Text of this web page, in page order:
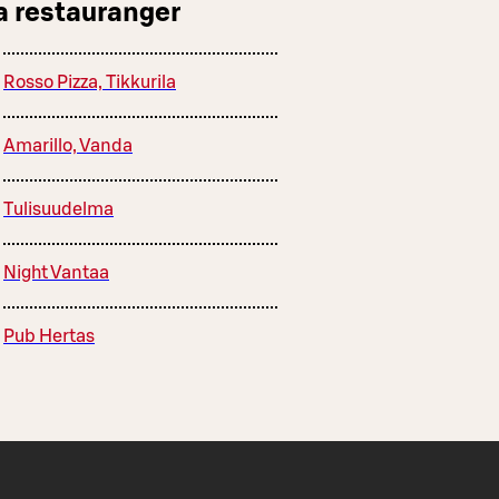
restauranger
Rosso Pizza, Tikkurila
Amarillo, Vanda
Tulisuudelma
Night Vantaa
Pub Hertas